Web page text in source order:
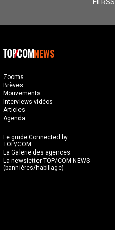
NEWS
Zooms
Brèves
Mouvements
Interviews vidéos
Articles
Agenda
Le guide Connected by
TOP/COM
La Galerie des agences
La newsletter TOP/COM NEWS
(bannières/habillage)